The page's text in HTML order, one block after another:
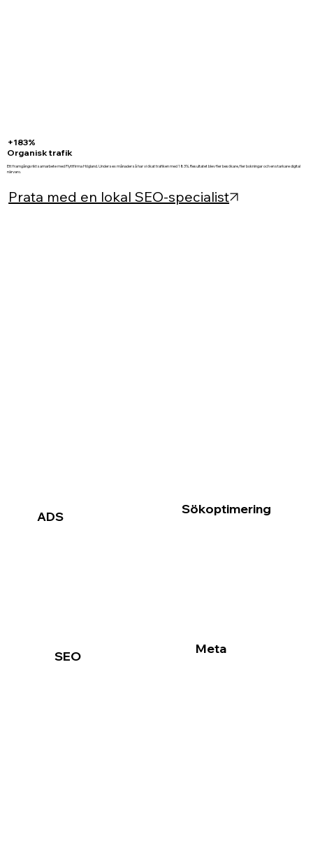
+183%
Organisk trafik
Ett framgångsrikt samarbete med Flyttfirma Högland. Under sex månader så har vi ökat trafiken med 183%. Resultatet blev fler besökare, fler bokningar och en starkare digital
närvaro.
Prata med en lokal SEO-specialist
ADS
SEO
Sökoptimering
Meta